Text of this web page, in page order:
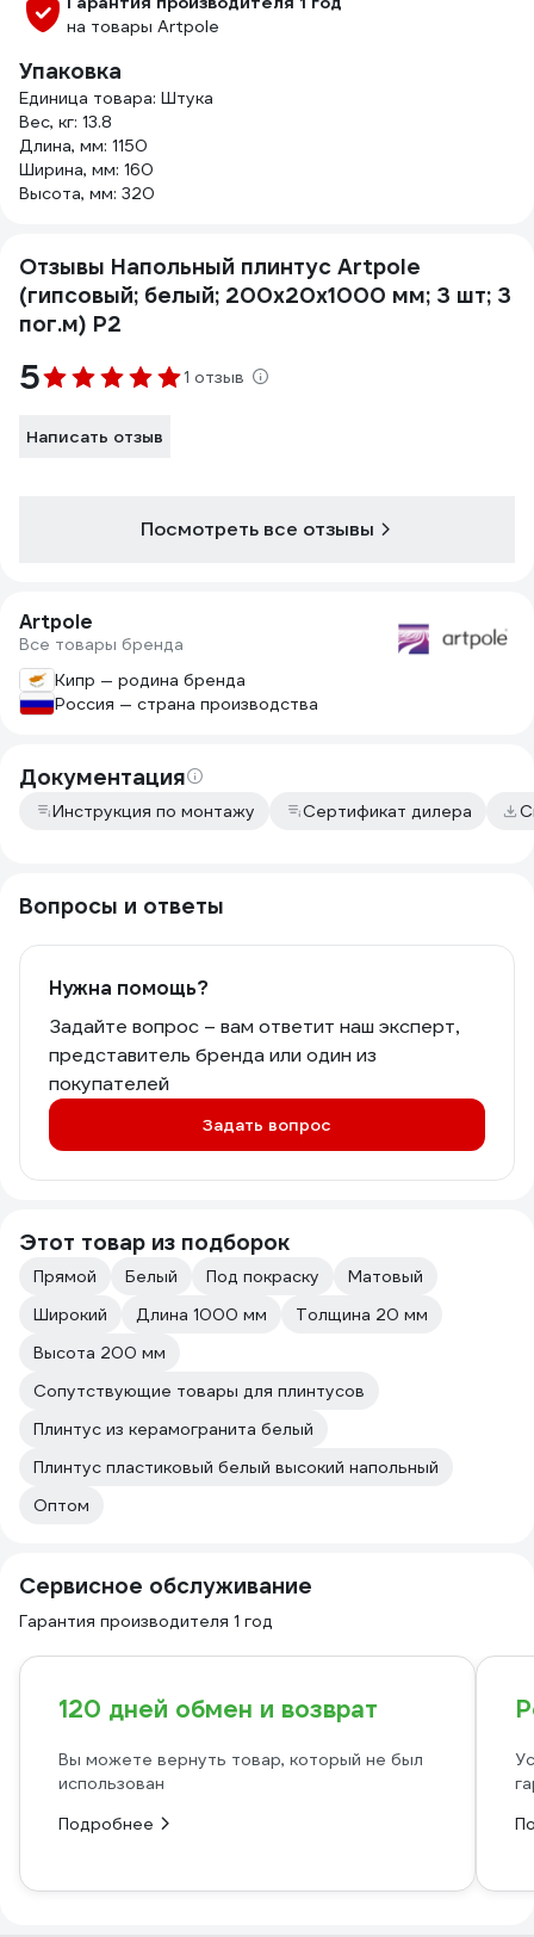
на товары Artpole
Упаковка
Единица товара: Штука
Вес, кг: 13.8
Длина, мм: 1150
Ширина, мм: 160
Высота, мм: 320
Отзывы Напольный плинтус Artpole
(гипсовый; белый; 200x20x1000 мм; 3 шт; 3
пог.м) P2
5 1 отзыв
Написать отзыв
Посмотреть все отзывы
Artpole
Все товары бренда
Кипр — родина бренда
Россия — страна производства
Документация
Инструкция по монтажу Сертификат дилера
Вопросы и ответы
Нужна помощь?
Задайте вопрос – вам ответит наш эксперт,
представитель бренда или один из
покупателей
Задать вопрос
Этот товар из подборок
Прямой Белый Под покраску
Матовый
Широкий
Длина 1000 мм
Толщина 20 мм
Высота 200 мм
Сопутствующие товары для плинтусов
Плинтус из керамогранита белый
Плинтус пластиковый белый высокий напольный
Оптом
Сервисное обслуживание
Гарантия производителя 1 год
120 дней обмен и возврат
Вы можете вернуть товар, который не был
использован
Подробнее